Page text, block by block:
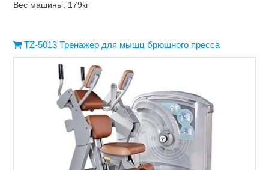
Вес машины: 179кг
TZ-5013 Тренажер для мышц брюшного пресса